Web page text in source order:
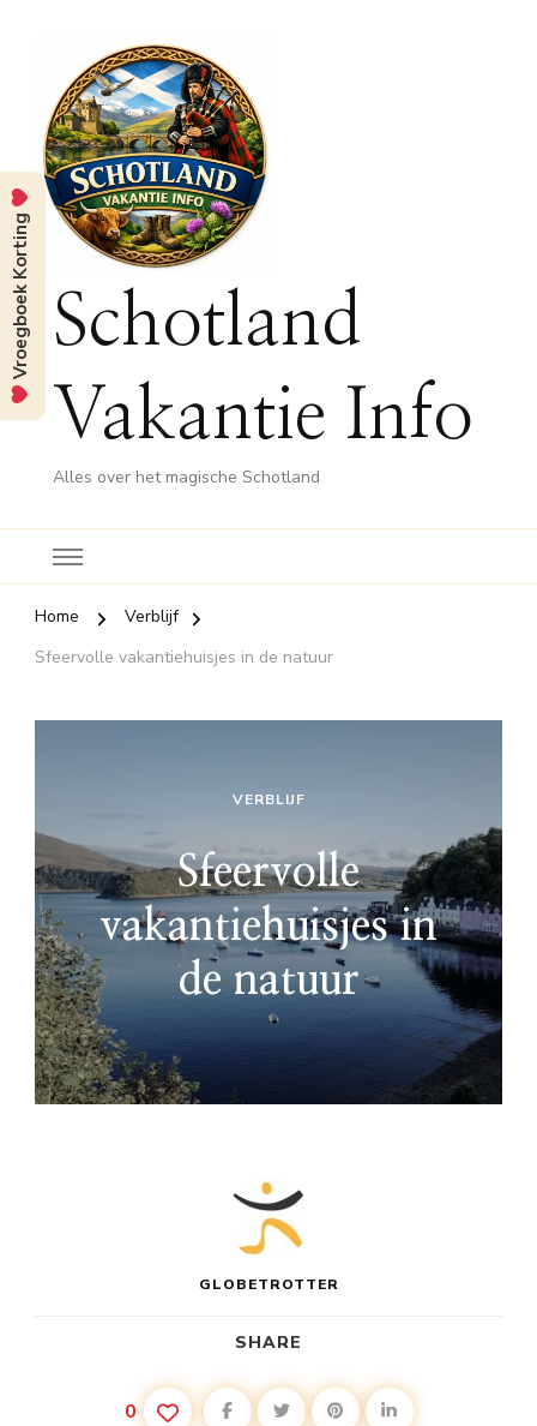
Schotland
Vakantie Info
Alles over het magische Schotland
Home
Verblijf
Sfeervolle vakantiehuisjes in de natuur
VERBLIJF
Sfeervolle
vakantiehuisjes in
de natuur
GLOBETROTTER
SHARE
0
Vroegboek Korting